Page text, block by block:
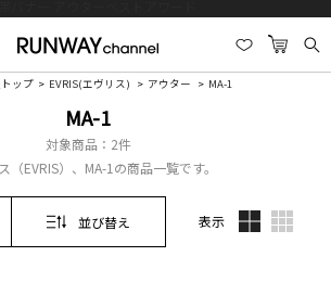
ップ EVRIS(エヴリス) アウター MA-1
MA-1
対象商品： 2件
（EVRIS）、MA-1の商品一覧です。
並び替え 表示